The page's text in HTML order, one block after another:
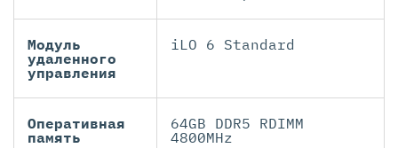
Модуль
удаленного
управления
iLO 6 Standard
Оперативная
память
64GB DDR5 RDIMM
4800MHz